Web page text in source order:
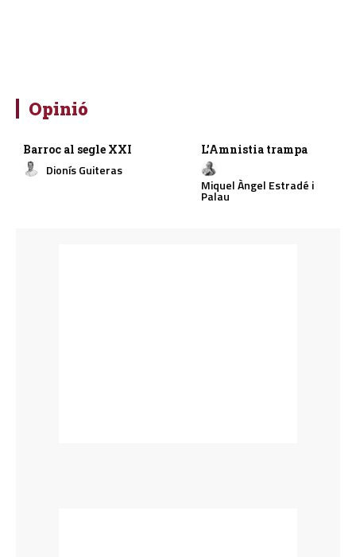
Opinió
Barroc al segle XXI
Dionís Guiteras
L’Amnistia trampa
Miquel Àngel Estradé i
Palau